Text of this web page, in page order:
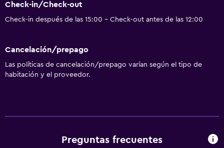
Check-in/Check-out
Check-in después de las 15:00 - Check-out antes de las 12:00
Cancelación/prepago
Las políticas de cancelación/prepago varían según el tipo de
habitación y el proveedor.
Preguntas frecuentes